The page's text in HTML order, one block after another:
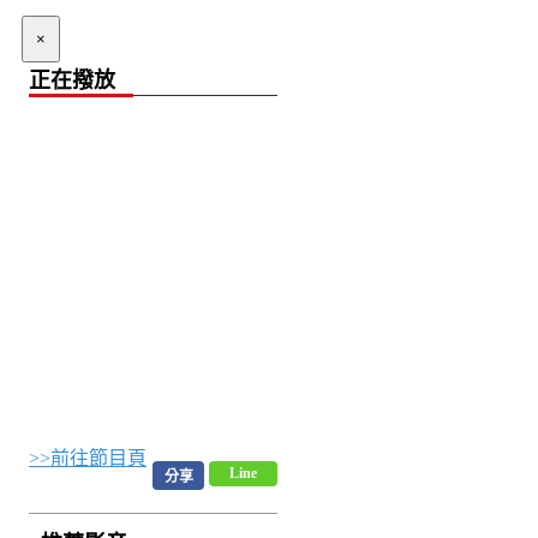
×
正在撥放
>>前往節目頁
分享 Line